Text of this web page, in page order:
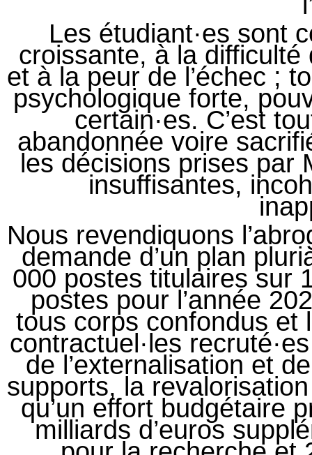
Les étudiant·es sont
croissante, à la
et à la peur de l’échec ;
psychologique forte,
certain·es. C’est
abandonnée voire
les décisions prises par
insuffisantes,
Nous revendiquons
demande d’un plan
000 postes titulaires sur
postes pour l’année
tous corps confondus et
contractuel·les
de l’externalisation et
supports, la
qu’un effort budgétaire
milliards d’euros